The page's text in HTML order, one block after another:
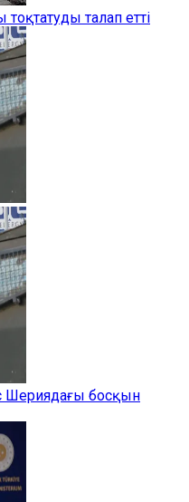
талап етті
Шериядағы босқын